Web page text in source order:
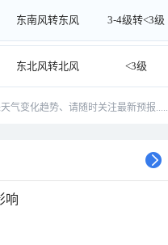
东南风转东风 3-4级转<3级
东北风转北风 <3级
气变化趋势、请随时关注最新预报.....
响